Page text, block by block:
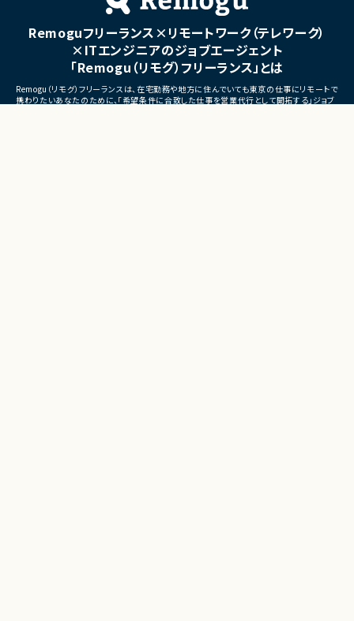
・要件整理、設計、構築、運用
■その他補足
・フルリモート勤務 （初日の
可能性あり）
・OSSを積極的に活用する環
Remoguフリーランス×リモートワーク（テレワーク）
×ITエンジニアのジョブエージェント
「Remogu（リモグ）フリーランス」とは
Remogu（リモグ）フリーランスは、在宅勤務や地方に住んでいても東京の仕事にリモートで
携わりたいあなたのために、「希望条件に合致した仕事を営業代行として開拓する」ジョブ